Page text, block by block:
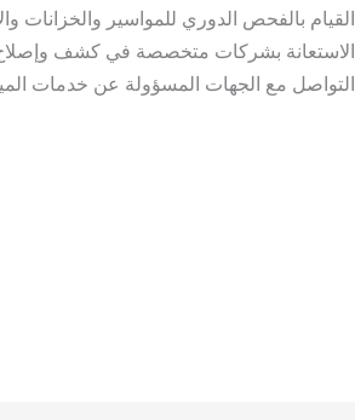
القيام بالفحص الدوري للمواسير والخزانات
الاستعانة بشركات متخصصة في كشف وإصلاح
التواصل مع الجهات المسؤولة عن خدمات